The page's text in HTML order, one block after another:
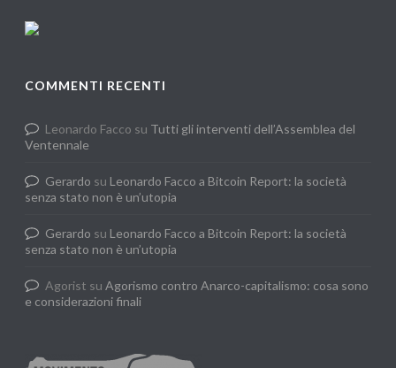
COMMENTI RECENTI
Leonardo Facco su Tutti gli interventi dell’Assemblea del
Ventennale
Gerardo su Leonardo Facco a Bitcoin Report: la società
senza stato non è un’utopia
Gerardo su Leonardo Facco a Bitcoin Report: la società
senza stato non è un’utopia
Agorist suAgorismo contro Anarco-capitalismo: cosa sono
e considerazioni finali